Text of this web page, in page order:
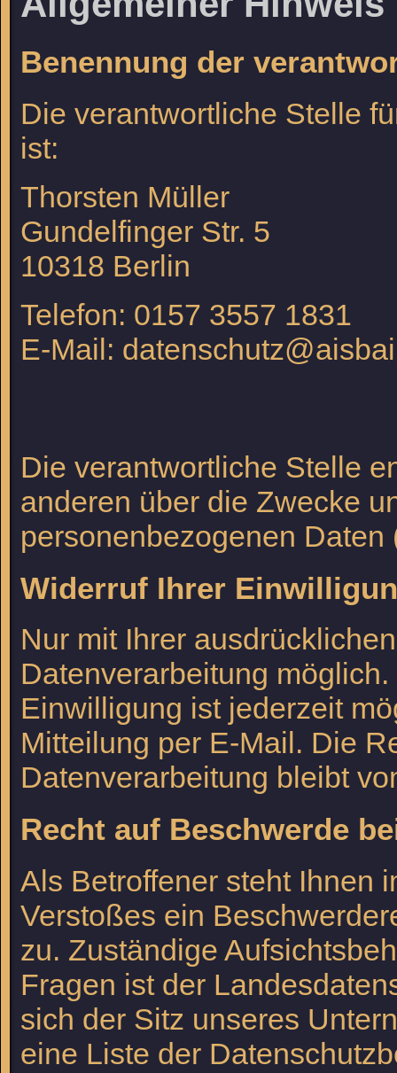
Benennung der
Die verantwortliche Stelle
ist:
Thorsten Müller
Gundelfinger Str. 5
10318 Berlin
Telefon: 0157 3557 1831
E-Mail:
Die verantwortliche Stelle
anderen über die Zwecke
personenbezogenen
Widerruf Ihrer
Nur mit Ihrer
Datenverarbeitung
Einwilligung ist jederzeit
Mitteilung per E-Mail. Die
Datenverarbeitung bleibt
Recht auf Beschwerde
Als Betroffener steht Ihnen
Verstoßes ein
zu. Zuständige
Fragen ist der
sich der Sitz unseres
eine Liste der